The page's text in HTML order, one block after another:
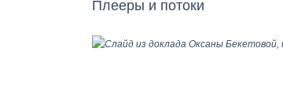
Плееры и потоки